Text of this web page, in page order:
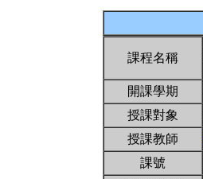
課程名稱
開課學期
授課對象
授課教師
課號